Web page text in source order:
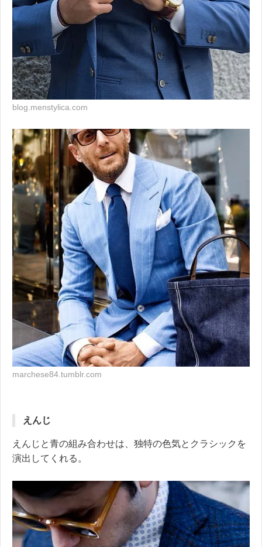
blog.menstylica.com
marchese84.tumblr.com
えんじ
えんじと青の組み合わせは、独特の色気とクラシックを
演出してくれる。